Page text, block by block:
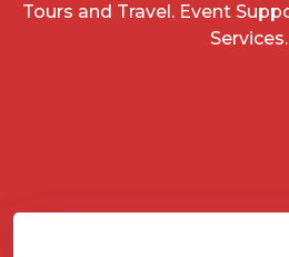
Tours and Travel. Event
Services.